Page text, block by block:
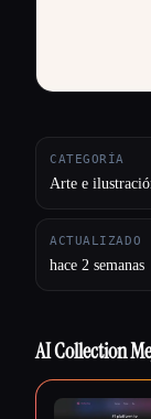
CATEGORÍA
Arte e
ACTUALIZADO
hace 2 semanas
AI Collection